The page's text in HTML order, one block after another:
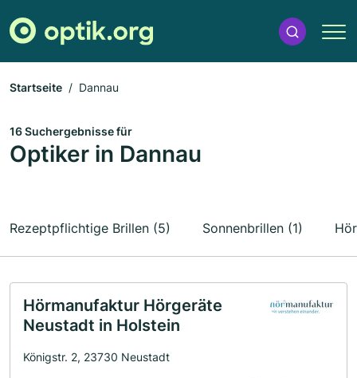
Startseite Dannau
16 Suchergebnisse für
Optiker in Dannau
Rezeptpflichtige Brillen (5) Sonnenbrillen (1)
Hörmanufaktur Hörgeräte
Neustadt in Holstein
Königstr. 2, 23730 Neustadt